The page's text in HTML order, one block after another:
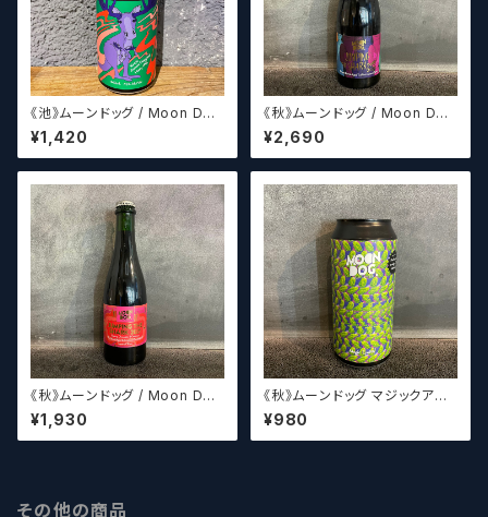
《池》ムーンドッグ / Moon Dog
Mooseroo
¥1,420
《秋》ムーンドッグ / Moon Dog
Jumping The Shark 2013
¥2,690
《秋》ムーンドッグ / Moon Dog
Jumping The Shark 2021
¥1,930
《秋》ムーンドッグ マジックアイP
A / Moon Dog Magic Eye P
A
¥980
その他の商品